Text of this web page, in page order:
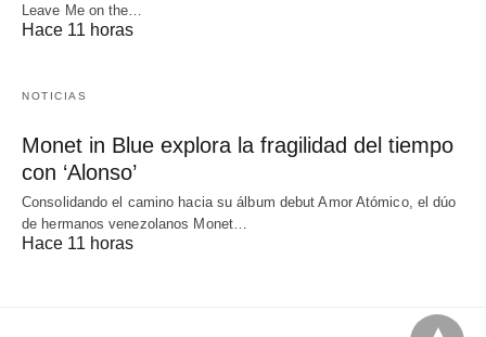
Leave Me on the…
Hace 11 horas
NOTICIAS
Monet in Blue explora la fragilidad del tiempo
con ‘Alonso’
Consolidando el camino hacia su álbum debut Amor Atómico, el dúo
de hermanos venezolanos Monet…
Hace 11 horas